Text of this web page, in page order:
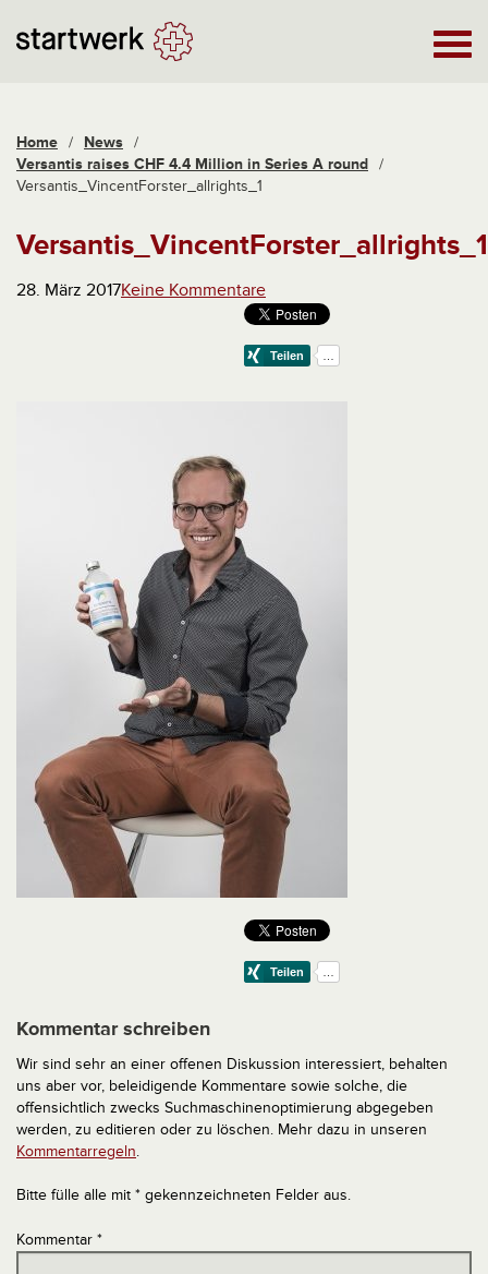
Home / News /
Versantis raises CHF 4.4 Million in Series A round /
Versantis_VincentForster_allrights_1
Versantis_VincentForster_allrights_1
28. März 2017Keine Kommentare
Kommentar schreiben
Wir sind sehr an einer offenen Diskussion interessiert, behalten
uns aber vor, beleidigende Kommentare sowie solche, die
offensichtlich zwecks Suchmaschinenoptimierung abgegeben
werden, zu editieren oder zu löschen. Mehr dazu in unseren
Kommentarregeln.
Bitte fülle alle mit * gekennzeichneten Felder aus.
Kommentar *